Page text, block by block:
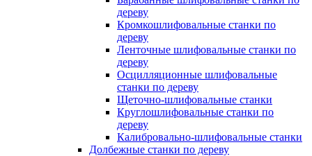
дереву
Кромкошлифовальные станки по
дереву
Ленточные шлифовальные станки по
дереву
Осцилляционные шлифовальные
станки по дереву
Щеточно-шлифовальные станки
Круглошлифовальные станки по
дереву
Калибровально-шлифовальные станки
Долбежные станки по дереву